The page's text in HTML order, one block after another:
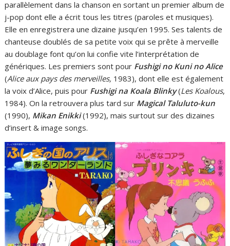
parallèlement dans la chanson en sortant un premier album de
j-pop dont elle a écrit tous les titres (paroles et musiques).
Elle en enregistrera une dizaine jusqu’en 1995. Ses talents de
chanteuse doublés de sa petite voix qui se prête à merveille
au doublage font qu’on lui confie vite l’interprétation de
génériques. Les premiers sont pour Fushigi no Kuni no Alice
(Alice aux pays des merveilles, 1983), dont elle est également
la voix d’Alice, puis pour Fushigi na Koala Blinky(Les Koalous,
1984). On la retrouvera plus tard sur Magical Taluluto-kun
(1990), Mikan Enikki(1992), mais surtout sur des dizaines
d’insert & image songs.